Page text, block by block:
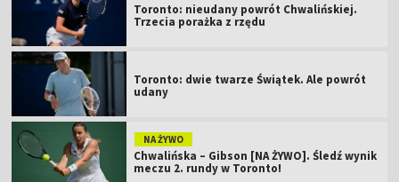
Toronto: nieudany powrót Chwalińskiej.
Trzecia porażka z rzędu
Toronto: dwie twarze Świątek. Ale powrót
udany
NA ŻYWO
Chwalińska – Gibson [NA ŻYWO]. Śledź wynik
meczu 2. rundy w Toronto!